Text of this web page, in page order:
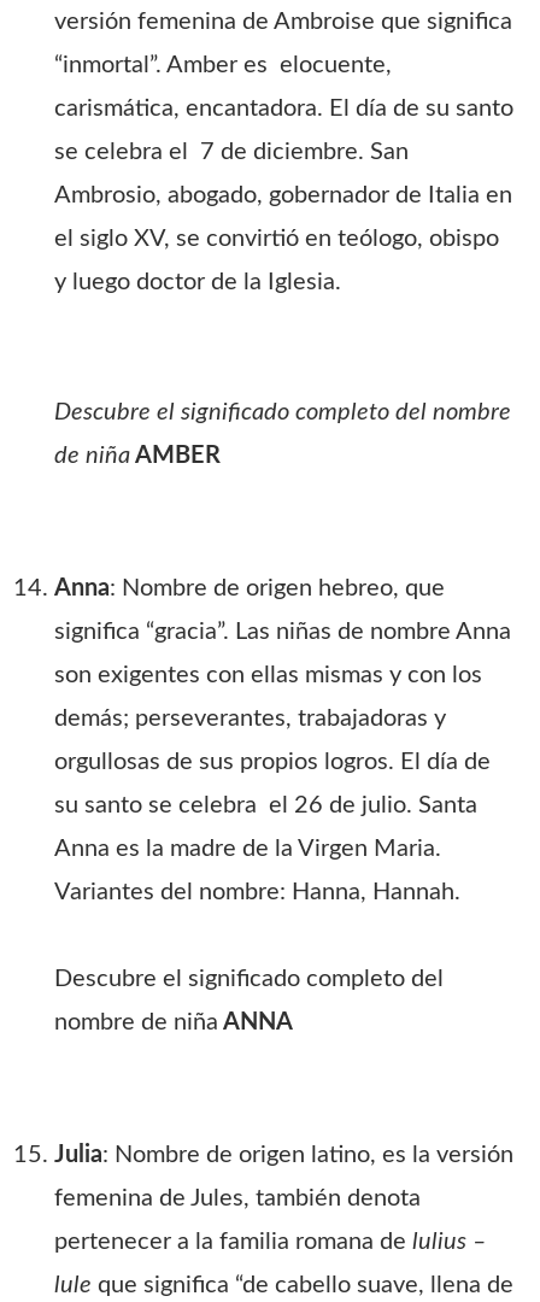
versión femenina de Ambroise que significa
“inmortal”. Amber es elocuente,
carismática, encantadora. El día de su santo
se celebra el 7 de diciembre. San
Ambrosio, abogado, gobernador de Italia en
el siglo XV, se convirtió en teólogo, obispo
y luego doctor de la Iglesia.
Descubre el significado completo del nombre
de niña AMBER
Anna: Nombre de origen hebreo, que
significa “gracia”. Las niñas de nombre Anna
son exigentes con ellas mismas y con los
demás; perseverantes, trabajadoras y
orgullosas de sus propios logros. El día de
su santo se celebra el 26 de julio. Santa
Anna es la madre de la Virgen Maria.
Variantes del nombre: Hanna, Hannah.
Descubre el significado completo del
nombre de niña ANNA
Julia: Nombre de origen latino, es la versión
femenina de Jules, también denota
pertenecer a la familia romana de lulius –
lule que significa “de cabello suave, llena de